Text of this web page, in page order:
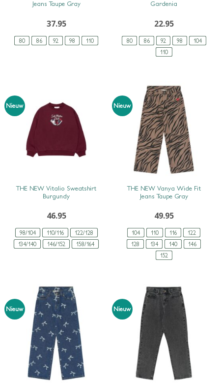
80 86 92 98 110
Jeans Taupe Gray
37.95
80 86 92 98
104
110
Gardenia
22.95
Nieuw
98/104 110/116
122/128
134/140
146/152 158/164
THE NEW Vitalio Sweatshirt
Burgundy
46.95
Nieuw
104 110 116
122
128
134 140
146
152
THE NEW Vanya Wide Fit
Jeans Taupe Gray
49.95
Nieuw Nieuw